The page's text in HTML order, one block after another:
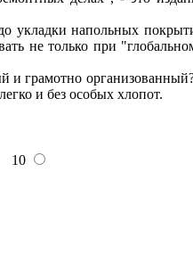
укладки напольных
не только при
и грамотно
и без особых хлопот.
10